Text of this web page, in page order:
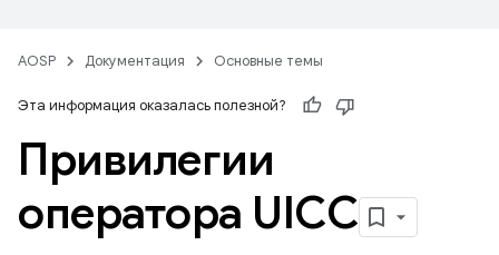
AOSP Документация Основные темы
Эта информация оказалась полезной?
Привилегии
оператора UICC